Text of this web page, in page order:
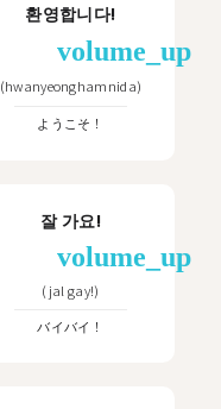
환영합니다!
volume_up
(hwanyeonghamnida)
ようこそ！
잘 가요!
volume_up
(jal gay!)
バイバイ！